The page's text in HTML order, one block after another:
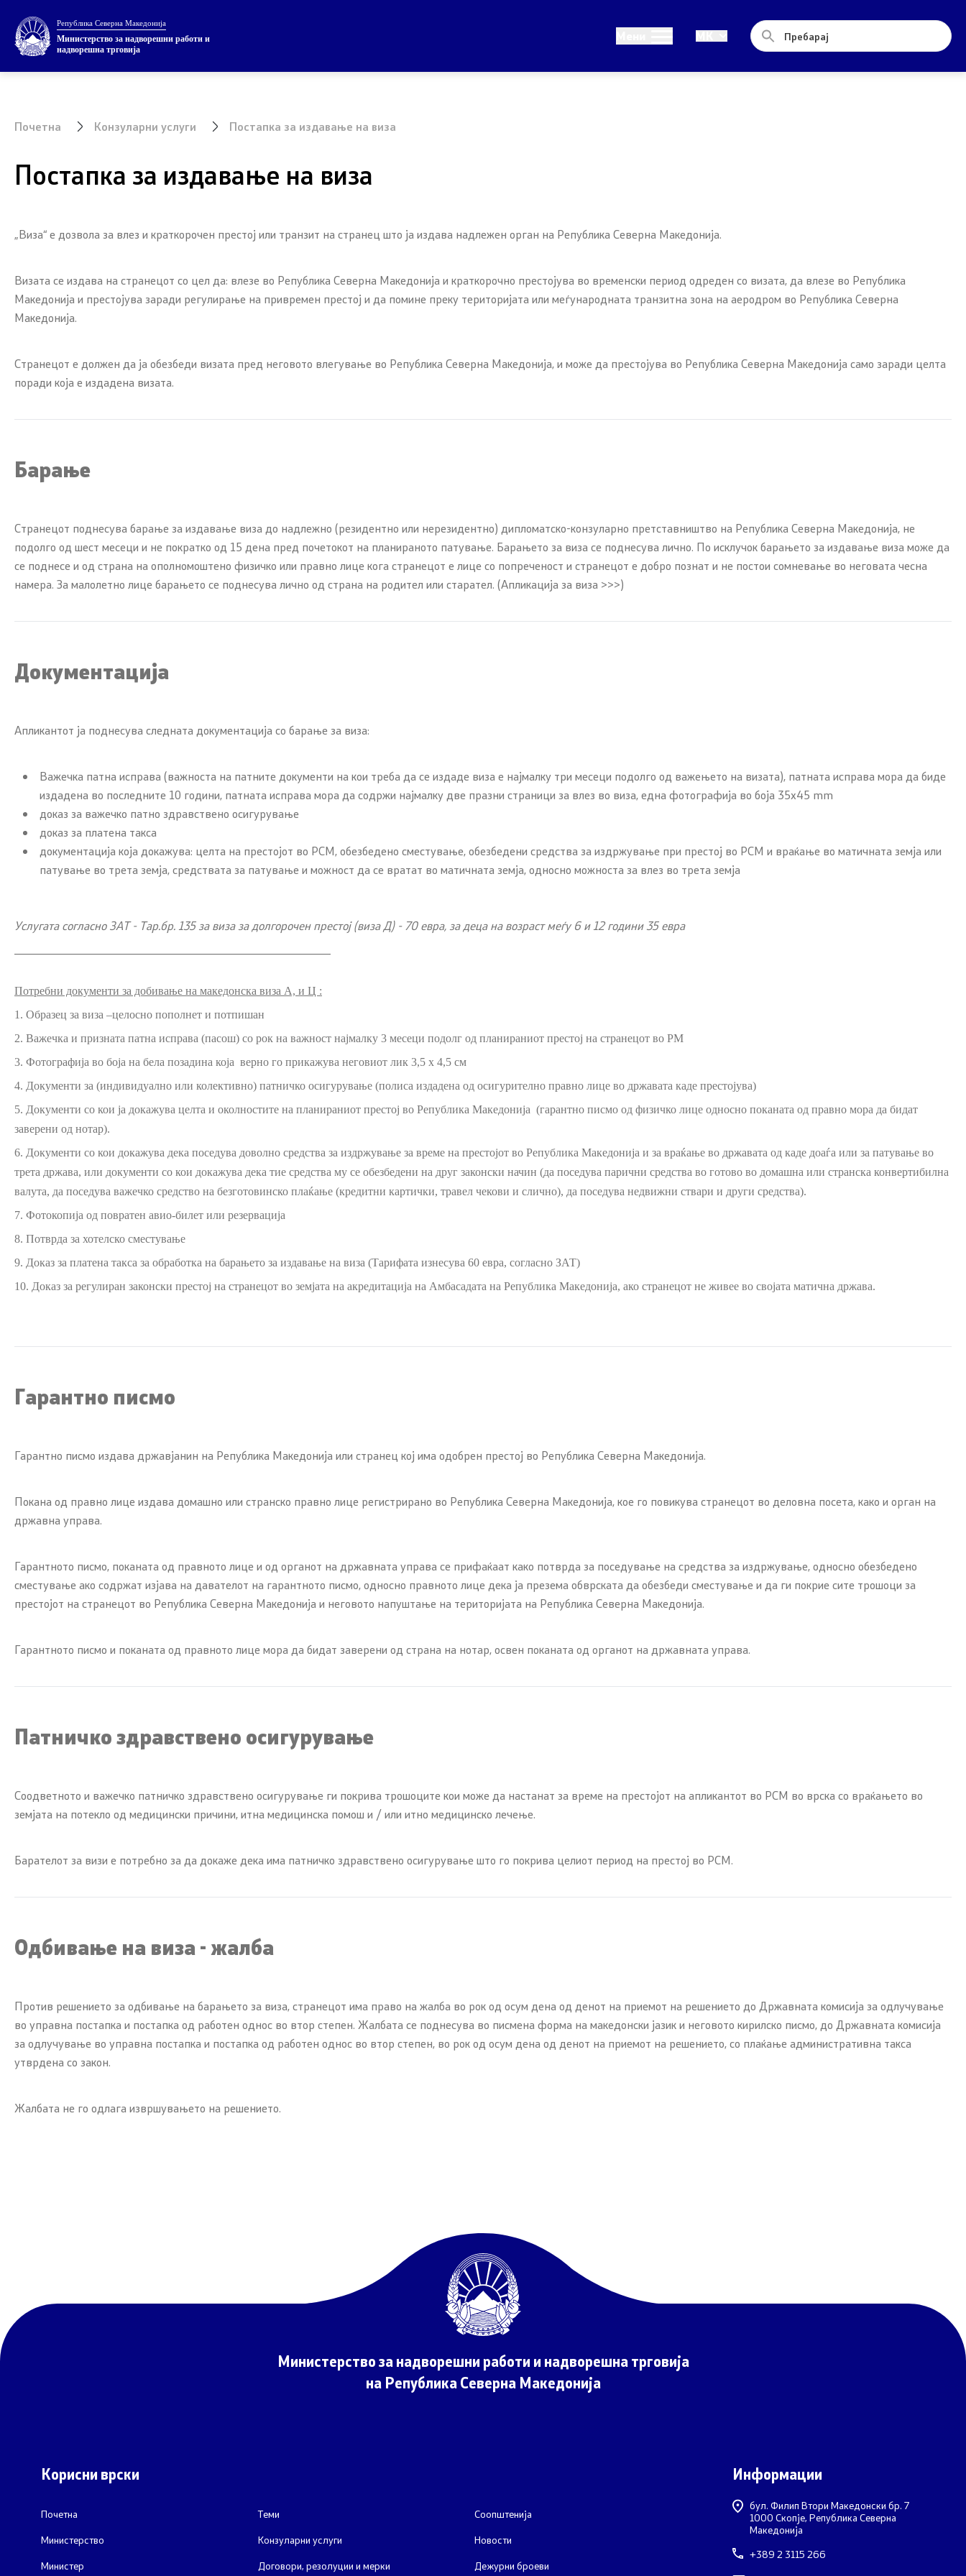
Република Северна Македонија
Министерство за надворешни работи и
надворешна трговија
Министерство
Државен секретар Регионални иницијативи
Прашањето за името
Посети ја Северна Македонија
Односи со јавност
Договори, резолуции и мерки
Меѓународни договори
COVID-19 Протоколи
Kонтрола за извоз на стоки и
технологии со двојна употреба
Закони
Буџет
Јавни набавки
Завршени конкурси
Контакт
Анкета - Дијаспора
ЧПП - Често поставувани прашања
Со еден клик до сите услуги
Почетна Конзуларни услуги Постапка за издавање на виза
Постапка за издавање на виза
„Виза“ е дозвола за влез и краткорочен престој или транзит на странец што ја издава надлежен орган на Република Северна Македонија.
Визата се издава на странецот со цел да: влезе во Република Северна Македонија и краткорочно престојува во временски период одреден со визата, да влезе во Република
Македонија и престојува заради регулирање на привремен престој и да помине преку територијата или меѓународната транзитна зона на аеродром во Република Северна
Македонија.
Странецот е должен да ја обезбеди визата пред неговото влегување во Република Северна Македонија, и може да престојува во Република Северна Македонија само заради целта
поради која е издадена визата.
Барање
Странецот поднесува барање за издавање виза до надлежно (резидентно или нерезидентно) дипломатско-конзуларно претставништво на Република Северна Македонија, не
подолго од шест месеци и не пократко од 15 дена пред почетокот на планираното патување. Барањето за виза се поднесува лично. По исклучок барањето за издавање виза може да
се поднесе и од страна на ополномоштено физичко или правно лице кога странецот е лице со попреченост и странецот е добро познат и не постои сомневање во неговата чесна
намера. За малолетно лице барањето се поднесува лично од страна на родител или старател. (Апликација за виза >>>)
Документација
Апликантот ја поднесува следната документација со барање за виза:
Важечка патна исправа (важноста на патните документи на кои треба да се издаде виза е најмалку три месеци подолго од важењето на визата), патната исправа мора да биде
издадена во последните 10 години, патната исправа мора да содржи најмалку две празни страници за влез во виза, една фотографија во боја 35x45 mm
доказ за важечко патно здравствено осигурување
доказ за платена такса
документација која докажува: целта на престојот во РСМ, обезбедено сместување, обезбедени средства за издржување при престој во РСМ и враќање во матичната земја или
патување во трета земја, средствата за патување и можност да се вратат во матичната земја, односно можноста за влез во трета земја
Услугата согласно ЗАТ - Тар.бр. 135 за виза за долгорочен престој (виза Д) - 70 евра, за деца на возраст меѓу 6 и 12 години 35 евра
Потребни документи за добивање на македонска виза А, и Ц :
1. Образец за виза –целосно пополнет и потпишан
2. Важечка и призната патна исправа (пасош) со рок на важност најмалку 3 месеци подолг од планираниот престој на странецот во РМ
3. Фотографија во боја на бела позадина која верно го прикажува неговиот лик 3,5 x 4,5 см
4. Документи за (индивидуално или колективно) патничко осигурување (полиса издадена од осигурително правно лице во државата каде престојува)
5. Документи со кои ја докажува целта и околностите на планираниот престој во Република Македонија (гарантно писмо од физичко лице односно поканата од правно мора да бидат
заверени од нотар).
6. Документи со кои докажува дека поседува доволно средства за издржување за време на престојот во Република Македонија и за враќање во државата од каде доаѓа или за патување во
трета држава, или документи со кои докажува дека тие средства му се обезбедени на друг законски начин (да поседува парични средства во готово во домашна или странска конвертибилна
валута, да поседува важечко средство на безготовинско плаќање (кредитни картички, травел чекови и слично), да поседува недвижни ствари и други средства).
7. Фотокопија од повратен авио-билет или резервација
8. Потврда за хотелско сместување
9. Доказ за платена такса за обработка на барањето за издавање на виза (Тарифата изнесува 60 евра, согласно ЗАТ)
10. Доказ за регулиран законски престој на странецот во земјата на акредитација на Амбасадата на Република Македонија, ако странецот не живее во својата матична држава.
Гарантно писмо
Гарантно писмо издава државјанин на Република Македонија или странец кој има одобрен престој во Република Северна Македонија.
Покана од правно лице издава домашно или странско правно лице регистрирано во Република Северна Македонија, кое го повикува странецот во деловна посета, како и орган на
државна управа.
Гарантното писмо, поканата од правното лице и од органот на државната управа се прифаќаат како потврда за поседување на средства за издржување, односно обезбедено
сместување ако содржат изјава на давателот на гарантното писмо, односно правното лице дека ја презема обврската да обезбеди сместување и да ги покрие сите трошоци за
престојот на странецот во Република Северна Македонија и неговото напуштање на територијата на Република Северна Македонија.
Гарантното писмо и поканата од правното лице мора да бидат заверени од страна на нотар, освен поканата од органoт на државната управа.
Патничко здравствено осигурување
Соодветното и важечко патничко здравствено осигурување ги покрива трошоците кои може да настанат за време на престојот на апликантот во РСМ во врска со враќањето во
земјата на потекло од медицински причини, итна медицинска помош и / или итно медицинско лечење.
Барателот за визи е потребно за да докаже дека има патничко здравствено осигурување што го покрива целиот период на престој во РСМ.
Одбивање на виза - жалба
Против решението за одбивање на барањето за виза, странецот има право на жалба во рок од осум дена од денот на приемот на решението до Државната комисија за одлучување
во управна постапка и постапка од работен однос во втор степен. Жалбата се поднесува во писмена форма на македонски јазик и неговото кирилско писмо, до Државната комисија
за одлучување во управна постапка и постапка од работен однос во втор степен, во рок од осум дена од денот на приемот на решението, со плаќање административна такса
утврдена со закон.
Жалбата не го одлага извршувањето на решението.
Министерство за надворешни работи и надворешна трговија
на Република Северна Македонија
Корисни врски
Почетна
Министерство
Министер
Теми
Конзуларни услуги
Договори, резолуции и мерки
Соопштенија
Новости
Дежурни броеви
Информации
бул. Филип Втори Македонски бр. 7
1000 Скопје, Република Северна
Македонија
+389 2 3115 266